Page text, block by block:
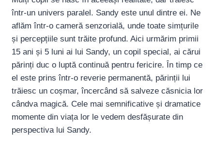
într-un univers paralel. Sandy este unul dintre ei. Ne
aflăm într-o cameră senzorială, unde toate simțurile
și percepțiile sunt trăite profund. Aici urmărim primii
15 ani și 5 luni ai lui Sandy, un copil special, ai cărui
părinți duc o luptă continuă pentru fericire. În timp ce
el este prins într-o reverie permanentă, părinții lui
trăiesc un coșmar, încercând să salveze căsnicia lor
cândva magică. Cele mai semnificative și dramatice
momente din viața lor le vedem desfășurate din
perspectiva lui Sandy.